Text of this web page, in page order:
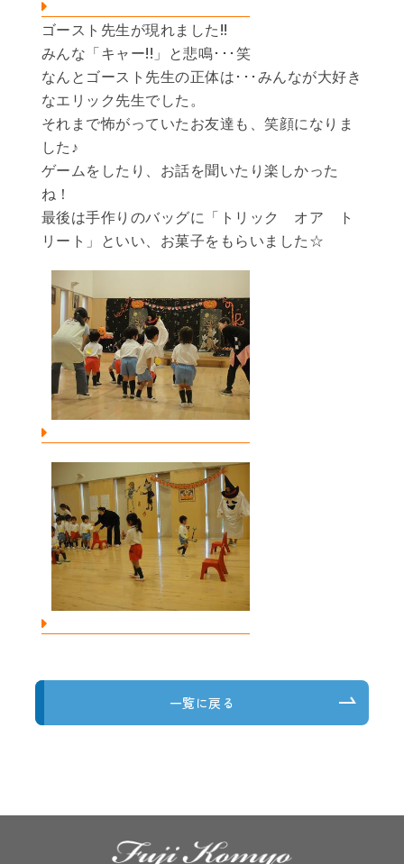
ゴースト先生が現れました!!
みんな「キャー!!」と悲鳴･･･笑
なんとゴースト先生の正体は･･･みんなが大好き
なエリック先生でした。
それまで怖がっていたお友達も、笑顔になりま
した♪
ゲームをしたり、お話を聞いたり楽しかった
ね！
最後は手作りのバッグに「トリック オア ト
リート」といい、お菓子をもらいました☆
一覧に戻る